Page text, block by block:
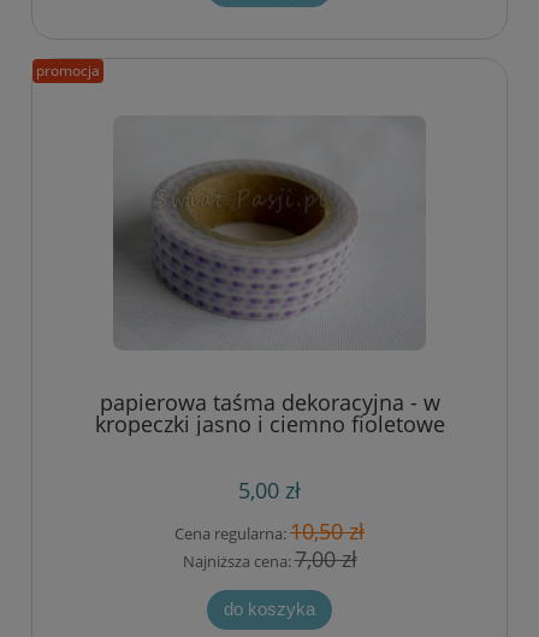
papierowa taśma dekoracyjna - w
kropeczki jasno i ciemno fioletowe
5,00 zł
Cena regularna:10,50 zł
Najniższa cena:7,00 zł
do koszyka
promocja